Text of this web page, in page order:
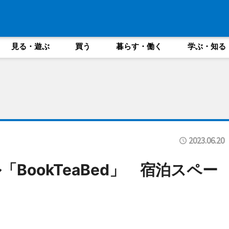
見る・遊ぶ 買う 暮らす・働く 学ぶ・知る
2023.06.20
BookTeaBed」 宿泊スペー